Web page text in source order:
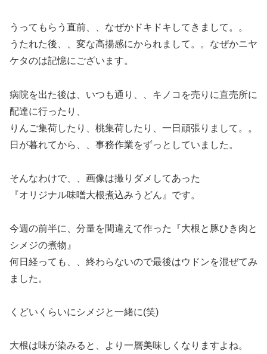
うってもらう直前、、なぜかドキドキしてきまして。。
うたれた後、、変な高揚感にかられまして。。なぜかニヤ
ケタのは記憶にございます。
病院を出た後は、いつも通り、、キノコを売りに直売所に
配達に行ったり、
りんご集荷したり、桃集荷したり、一日頑張りまして。。
日が暮れてから、、事務作業をずっとしていました。
そんなわけで、、画像は撮りダメしてあった
『オリジナル味噌大根煮込みうどん』です。
今週の前半に、分量を間違えて作った『大根と豚ひき肉と
シメジの煮物』
何日経っても、、終わらないので最後はウドンを混ぜてみ
ました。
くどいくらいにシメジと一緒に(笑)
大根は味が染みると、より一層美味しくなりますよね。